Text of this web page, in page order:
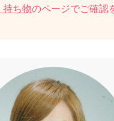
持ち物のページでご確認